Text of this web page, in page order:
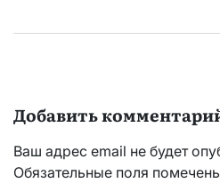
Добавить
Ваш адрес email не будет
Обязательные поля